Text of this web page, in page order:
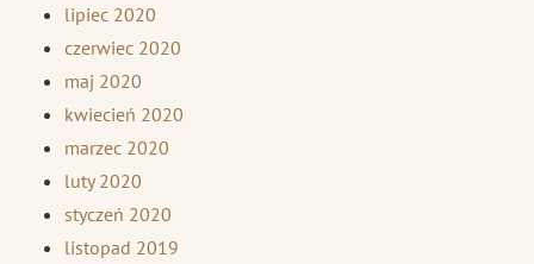
lipiec 2020
czerwiec 2020
maj 2020
kwiecień 2020
marzec 2020
luty 2020
styczeń 2020
listopad 2019